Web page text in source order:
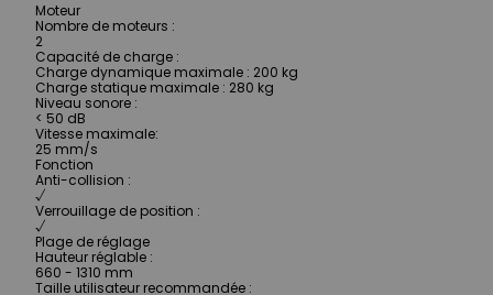
Moteur
Nombre de moteurs :
2
Capacité de charge :
Charge dynamique maximale : 200 kg
Charge statique maximale : 280 kg
Niveau sonore :
< 50 dB
Vitesse maximale:
25 mm/s
Fonction
Anti-collision :
√
Verrouillage de position :
√
Plage de réglage
Hauteur réglable :
660 - 1310 mm
Taille utilisateur recommandée :